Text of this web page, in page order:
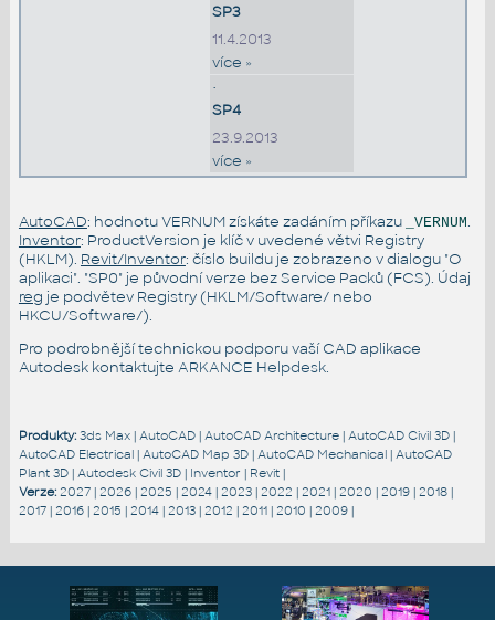
SP3
11.4.2013
více »
•
SP4
23.9.2013
více »
AutoCAD: hodnotu VERNUM získáte zadáním příkazu _VERNUM.
Inventor: ProductVersion je klíč v uvedené větvi Registry
(HKLM). Revit/Inventor: číslo buildu je zobrazeno v dialogu "O
aplikaci". "SP0" je původní verze bez Service Packů (FCS). Údaj
reg je podvětev Registry (HKLM/Software/ nebo
HKCU/Software/).
Pro podrobnější technickou podporu vaší CAD aplikace
Autodesk kontaktujte ARKANCE Helpdesk.
Produkty: 3ds Max| AutoCAD| AutoCAD Architecture| AutoCAD Civil 3D|
AutoCAD Electrical| AutoCAD Map 3D| AutoCAD Mechanical| AutoCAD
Plant 3D| Autodesk Civil 3D| Inventor | Revit|
Verze: 2027| 2026| 2025 | 2024| 2023| 2022 | 2021| 2020 | 2019| 2018|
2017| 2016| 2015 | 2014| 2013| 2012 | 2011| 2010 | 2009|